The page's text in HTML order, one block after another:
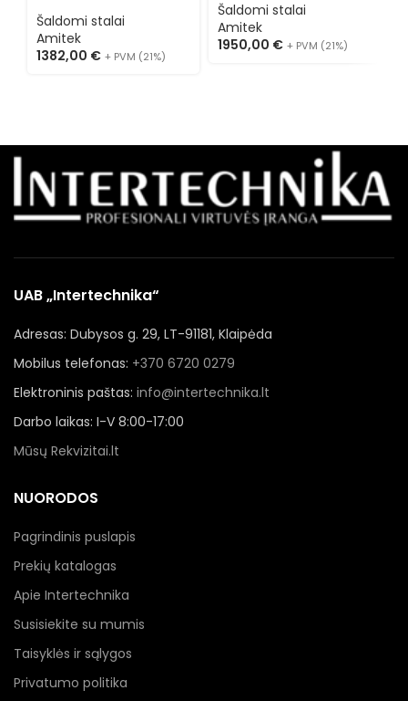
Šaldomi stalai
Amitek
1382,00 € + PVM (21%)
Šaldomi stalai
Amitek
1950,00 € + PVM (21%)
UAB „Intertechnika“
Adresas: Dubysos g. 29, LT-91181, Klaipėda
Mobilus telefonas: +370 6720 0279
Elektroninis paštas: info@intertechnika.lt
Darbo laikas: I-V 8:00-17:00
Mūsų Rekvizitai.lt
NUORODOS
Pagrindinis puslapis
Prekių katalogas
Apie Intertechnika
Susisiekite su mumis
Taisyklės ir sąlygos
Privatumo politika